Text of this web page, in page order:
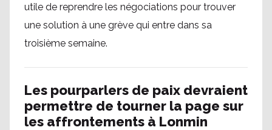
utile de reprendre les négociations pour trouver
une solution à une grève qui entre dans sa
troisième semaine.
Les pourparlers de paix devraient
permettre de tourner la page sur
les affrontements à Lonmin